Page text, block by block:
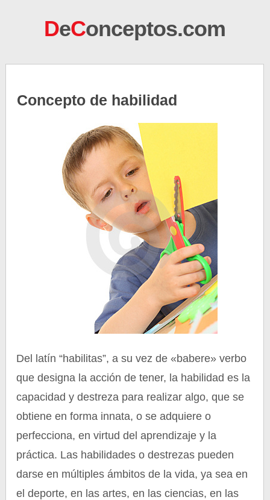
DeConceptos.com
Concepto de habilidad
Del latín “habilitas”, a su vez de «babere» verbo
que designa la acción de tener, la habilidad es la
capacidad y destreza para realizar algo, que se
obtiene en forma innata, o se adquiere o
perfecciona, en virtud del aprendizaje y la
práctica. Las habilidades o destrezas pueden
darse en múltiples ámbitos de la vida, ya sea en
el deporte, en las artes, en las ciencias, en las